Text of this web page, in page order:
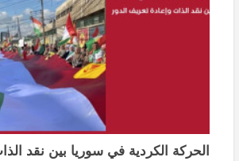
الحركة الكردية في سوريا بين نقد